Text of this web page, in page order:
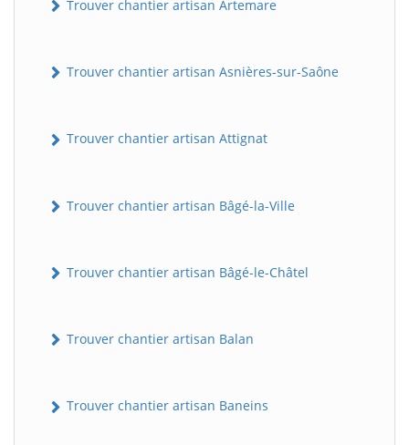
Trouver chantier artisan Artemare
Trouver chantier artisan Asnières-sur-Saône
Trouver chantier artisan Attignat
Trouver chantier artisan Bâgé-la-Ville
Trouver chantier artisan Bâgé-le-Châtel
Trouver chantier artisan Balan
Trouver chantier artisan Baneins